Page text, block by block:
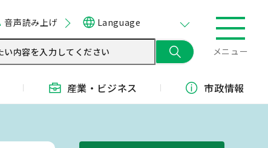
音声読み上げ Language
メニュー
産業・ ビジネス 市政情報